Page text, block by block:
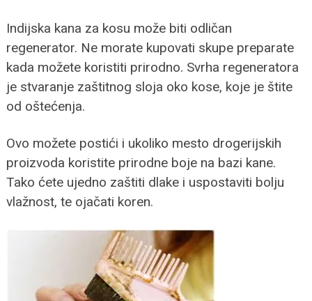
Indijska kana za kosu može biti odličan
regenerator. Ne morate kupovati skupe preparate
kada možete koristiti prirodno. Svrha regeneratora
je stvaranje zaštitnog sloja oko kose, koje je štite
od oštećenja.
Ovo možete postići i ukoliko mesto drogerijskih
proizvoda koristite prirodne boje na bazi kane.
Tako ćete ujedno zaštiti dlake i uspostaviti bolju
vlažnost, te ojačati koren.